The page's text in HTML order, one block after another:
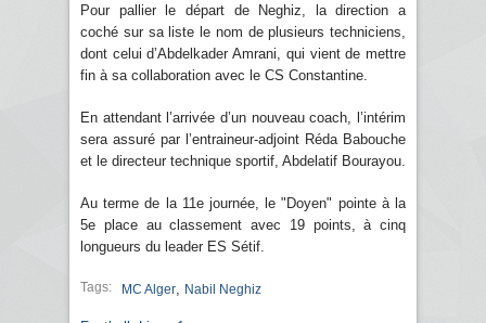
Pour pallier le départ de Neghiz, la direction a
coché sur sa liste le nom de plusieurs techniciens,
dont celui d’Abdelkader Amrani, qui vient de mettre
fin à sa collaboration avec le CS Constantine.
En attendant l’arrivée d’un nouveau coach, l’intérim
sera assuré par l’entraineur-adjoint Réda Babouche
et le directeur technique sportif, Abdelatif Bourayou.
Au terme de la 11e journée, le "Doyen" pointe à la
5e place au classement avec 19 points, à cinq
longueurs du leader ES Sétif.
Tags: MC Alger Nabil Neghiz